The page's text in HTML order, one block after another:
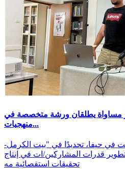
يطلقان ورشة متخصصة في
منهجيات...
في حيفا، تحديدًا في "بيت الكرمل-
قدرات المشاركين/ات في إنتاج
تحقيقات استقصائية مه